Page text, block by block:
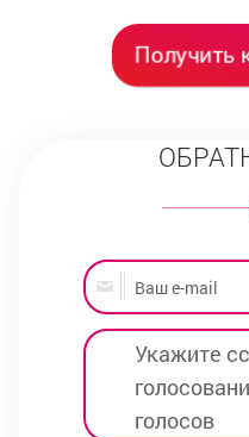
Получить